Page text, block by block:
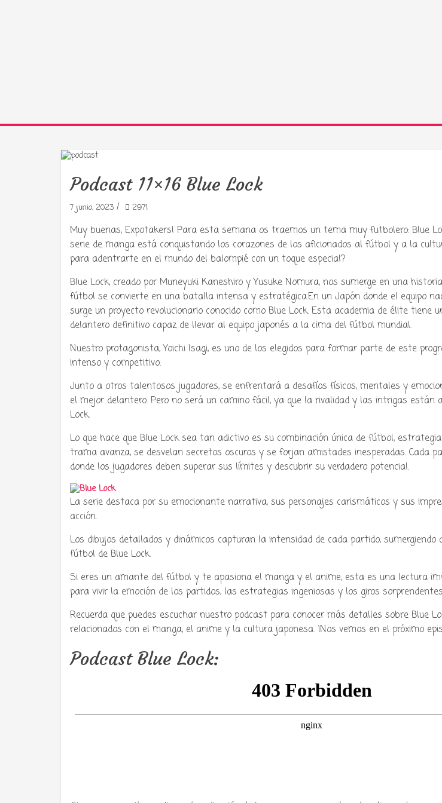
Tu radio y podcast
cultura
Podcast 11×16 Blue Lock
7 junio, 2023 / 2971
Muy buenas, Expotakers! Para esta semana os traemos un tema muy futbolero: Blue
serie de manga está conquistando los corazones de los aficionados al fútbol y a la
para adentrarte en el mundo del balompié con un toque especial?
Blue Lock, creado por Muneyuki Kaneshiro y Yusuke Nomura, nos sumerge en una
fútbol se convierte en una batalla intensa y estratégica.En un Japón donde el equipo
surge un proyecto revolucionario conocido como Blue Lock. Esta academia de élite tiene
delantero definitivo capaz de llevar al equipo japonés a la cima del fútbol mundial.
Nuestro protagonista, Yoichi Isagi, es uno de los elegidos para formar parte de este
intenso y competitivo.
Junto a otros talentosos jugadores, se enfrentará a desafíos físicos, mentales y
el mejor delantero. Pero no será un camino fácil, ya que la rivalidad y las intrigas están
Lock.
Lo que hace que Blue Lock sea tan adictivo es su combinación única de fútbol,
trama avanza, se desvelan secretos oscuros y se forjan amistades inesperadas. Cada
donde los jugadores deben superar sus límites y descubrir su verdadero potencial.
La serie destaca por su emocionante narrativa, sus personajes carismáticos y sus
acción.
Los dibujos detallados y dinámicos capturan la intensidad de cada partido, sumergiendo
fútbol de Blue Lock.
Si eres un amante del fútbol y te apasiona el manga y el anime, esta es una lectura
para vivir la emoción de los partidos, las estrategias ingeniosas y los giros
Recuerda que puedes escuchar nuestro podcast para conocer más detalles sobre Blue
relacionados con el manga, el anime y la cultura japonesa. ¡Nos vemos en el próximo
Podcast Blue Lock: